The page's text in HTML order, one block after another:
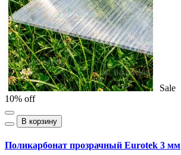
Sale
10% off
В корзину
Поликарбонат прозрачный Eurotek 3 мм